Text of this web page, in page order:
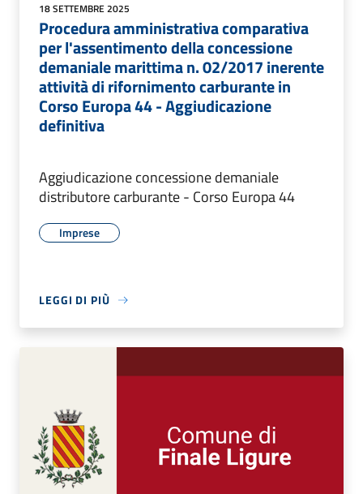
18 SETTEMBRE 2025
Procedura amministrativa comparativa
per l'assentimento della concessione
demaniale marittima n. 02/2017 inerente
attività di rifornimento carburante in
Corso Europa 44 - Aggiudicazione
definitiva
Aggiudicazione concessione demaniale
distributore carburante - Corso Europa 44
Imprese
LEGGI DI PIÙ